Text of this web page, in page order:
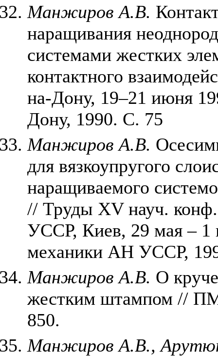
Манжиров А.В.
наращивания
системами жестких
контактного
на-Дону, 19–21 июня
Дону, 1990. С. 75
Манжиров А.В.
для вязкоупругого
наращиваемого
// Труды XV науч.
УССР, Киев, 29 мая –
механики АН УССР,
Манжиров А.В. О
жестким штампом //
850.
Манжиров А.В.,